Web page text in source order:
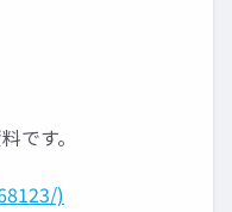
です。
)